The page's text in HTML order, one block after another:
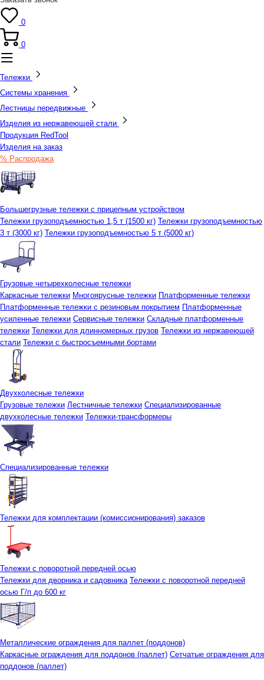
0
0
Тележки
Системы хранения
Лестницы передвижные
Изделия из нержавеющей стали
Продукция RedTool
Изделия на заказ
% Распродажа
Большегрузные тележки с прицепным устройством
Тележки грузоподъемностью 1,5 т (1500 кг) Тележки грузоподъемностью
3 т (3000 кг) Тележки грузоподъемностью 5 т (5000 кг)
Грузовые четырехколесные тележки
Каркасные тележки Многоярусные тележки Платформенные тележки
Платформенные тележки с резиновым покрытием Платформенные
усиленные тележки Сервисные тележки Складные платформенные
тележки Тележки для длинномерных грузов Тележки из нержавеющей
стали Тележки с быстросъемными бортами
Двухколесные тележки
Грузовые тележки Лестничные тележки Специализированные
двухколесные тележки Тележки-трансформеры
Специализированные тележки
Тележки для комплектации (комиссионирования) заказов
Тележки с поворотной передней осью
Тележки для дворника и садовника Тележки с поворотной передней
осью Г/п до 600 кг
Металлические ограждения для паллет (поддонов)
Каркасные ограждения для поддонов (паллет) Сетчатые ограждения для
поддонов (паллет)